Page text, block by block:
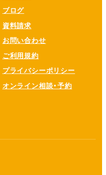
ブログ
資料請求
お問い合わせ
ご利用規約
プライバシーポリシー
オンライン相談・予約